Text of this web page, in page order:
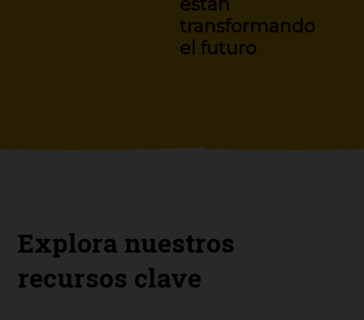
están
transformando
el futuro
Explora nuestros
recursos clave